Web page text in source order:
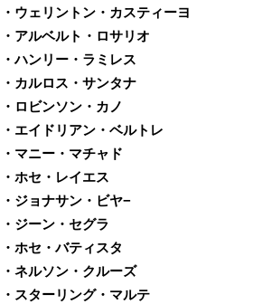
・ウェリントン・カスティーヨ
・アルベルト・ロサリオ
・ハンリー・ラミレス
・カルロス・サンタナ
・ロビンソン・カノ
・エイドリアン・ベルトレ
・マニー・マチャド
・ホセ・レイエス
・ジョナサン・ビヤ−
・ジーン・セグラ
・ホセ・バティスタ
・ネルソン・クルーズ
・スターリング・マルテ